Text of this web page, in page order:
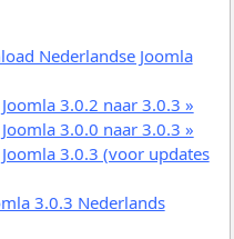
Nederlandse Joomla
3.0.2 naar 3.0.3 »
3.0.0 naar 3.0.3 »
3.0.3 (voor updates
3.0.3 Nederlands